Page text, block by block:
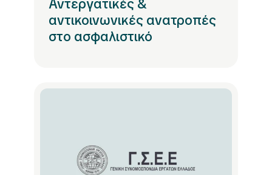
Αντεργατικές &
αντικοινωνικές ανατροπές
στο ασφαλιστικό